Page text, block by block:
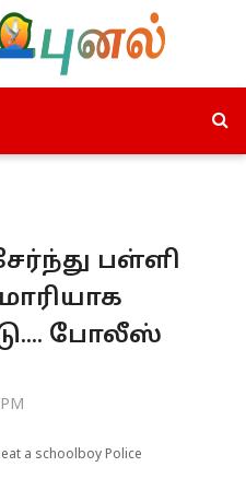
பள்ளி
போலீஸ்
a schoolboy Police